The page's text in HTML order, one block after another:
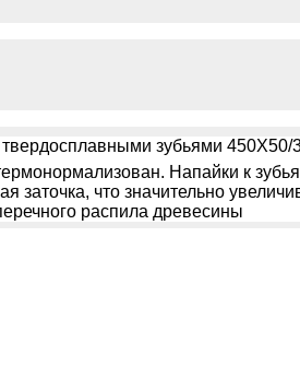
зубьями 450Х50/
термонормализован. Напайки к
что значительно
распила древесины